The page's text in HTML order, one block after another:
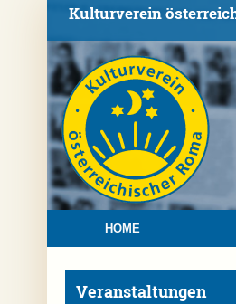
Kulturverein
HOME
Veranstaltungen